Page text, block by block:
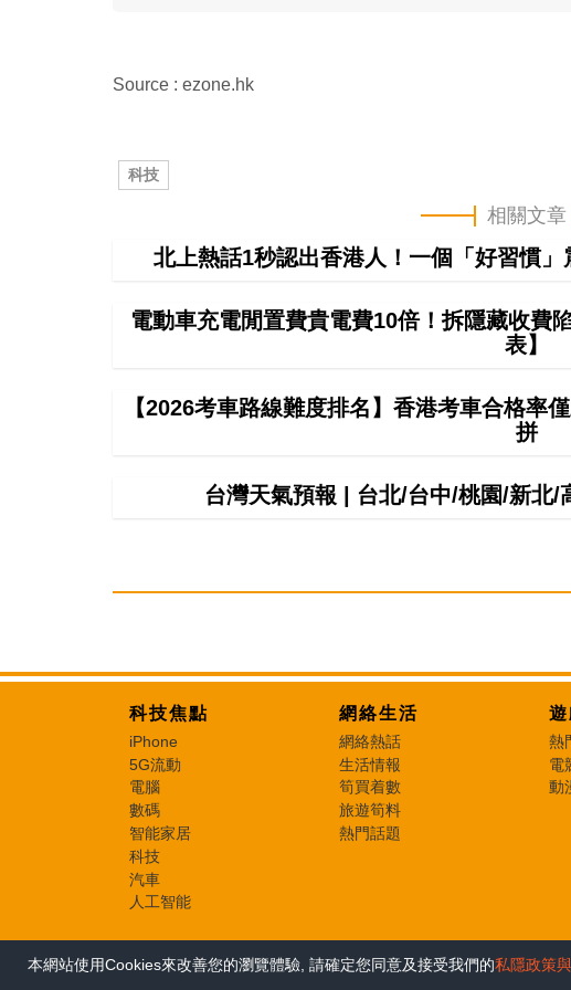
本網站使用Cookies來改善您的瀏覽體驗, 請確定您同意及接受我們的私隱政策
Source : ezone.hk
科技
相關文章
北上熱話1秒認出香港人！一個「好習慣
電動車充電閒置費貴電費10倍！拆隱藏收費
表】
【2026考車路線難度排名】香港考車合格率
拼
台灣天氣預報 | 台北/台中/桃園/新北/
科技焦點
iPhone
5G流動
電腦
數碼
智能家居
科技
汽車
人工智能
網絡生活
網絡熱話
生活情報
筍買着數
旅遊筍料
熱門話題
熱
電
動